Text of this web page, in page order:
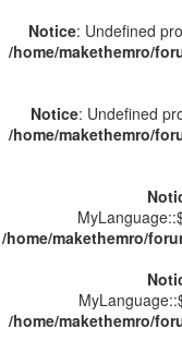
Notice: Undefined
/home/makethemro/
Notice: Undefined
/home/makethemro/
/home/makethemro/
/home/makethemro/